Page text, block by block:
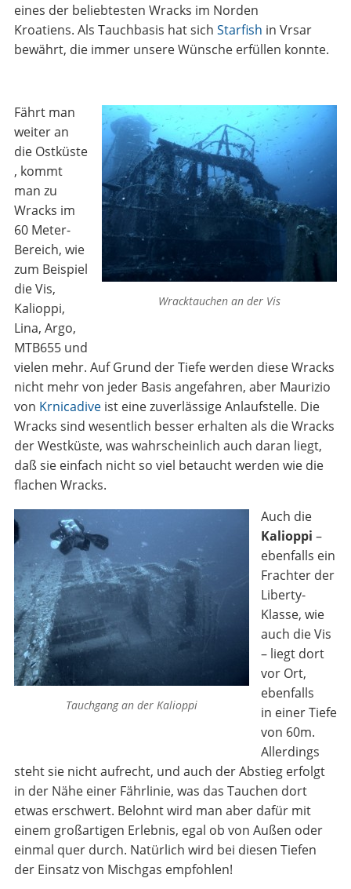
eines der beliebtesten Wracks im Norden
Kroatiens. Als Tauchbasis hat sich Starfish in Vrsar
bewährt, die immer unsere Wünsche erfüllen konnte.
Wracktauchen an der Vis
Fährt man
weiter an
die Ostküste
, kommt
man zu
Wracks im
60 Meter-
Bereich, wie
zum Beispiel
die Vis,
Kalioppi,
Lina, Argo,
MTB655 und
vielen mehr. Auf Grund der Tiefe werden diese Wracks
nicht mehr von jeder Basis angefahren, aber Maurizio
von Krnicadiveist eine zuverlässige Anlaufstelle. Die
Wracks sind wesentlich besser erhalten als die Wracks
der Westküste, was wahrscheinlich auch daran liegt,
daß sie einfach nicht so viel betaucht werden wie die
flachen Wracks.
Tauchgang an der Kalioppi
Auch die
Kalioppi –
ebenfalls ein
Frachter der
Liberty-
Klasse, wie
auch die Vis
– liegt dort
vor Ort,
ebenfalls
in einer Tiefe
von 60m.
Allerdings
steht sie nicht aufrecht, und auch der Abstieg erfolgt
in der Nähe einer Fährlinie, was das Tauchen dort
etwas erschwert. Belohnt wird man aber dafür mit
einem großartigen Erlebnis, egal ob von Außen oder
einmal quer durch. Natürlich wird bei diesen Tiefen
der Einsatz von Mischgas empfohlen!